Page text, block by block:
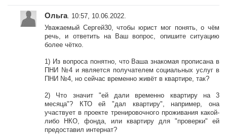
Ольга. 10:57, 10.06.2022.
Уважаемый Сергей30, чтобы юрист мог понять, о чём
речь, и ответить на Ваш вопрос, опишите ситуацию
более чётко.
1) Из вопроса понятно, что Ваша знакомая прописана в
ПНИ №4 и является получателем социальных услуг в
ПНИ №4, но сейчас временно живёт в квартире, так?
2) Что значит "ей дали временно квартиру на 3
месяца"? КТО ей "дал квартиру", например, она
участвует в проекте тренировочного проживания какой-
либо НКО, фонда, или квартиру для "проверки" ей
предоставил интернат?